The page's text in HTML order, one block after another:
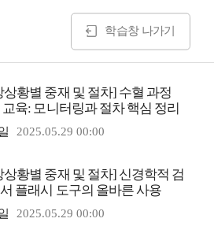
학습창 나가기
상황별 중재 및 절차] 수혈 과정
교육: 모니터링과 절차 핵심 정리
2025.05.29 00:00
상황별 중재 및 절차] 신경학적 검
플래시 도구의 올바른 사용
2025.05.29 00:00